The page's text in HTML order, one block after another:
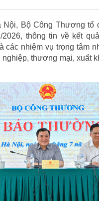
Nội, Bộ Công Thương tổ
thông tin về kết
các nhiệm vụ trọng tâm
thương mại, xuất